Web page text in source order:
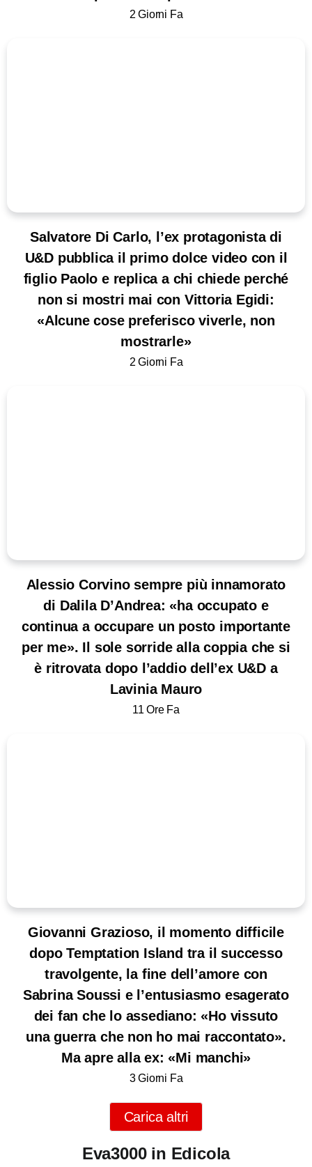
2 Giorni Fa
Salvatore Di Carlo, l’ex protagonista di
U&D pubblica il primo dolce video con il
figlio Paolo e replica a chi chiede perché
non si mostri mai con Vittoria Egidi:
«Alcune cose preferisco viverle, non
mostrarle»
2 Giorni Fa
Alessio Corvino sempre più innamorato
di Dalila D’Andrea: «ha occupato e
continua a occupare un posto importante
per me». Il sole sorride alla coppia che si
è ritrovata dopo l’addio dell’ex U&D a
Lavinia Mauro
11 Ore Fa
Giovanni Grazioso, il momento difficile
dopo Temptation Island tra il successo
travolgente, la fine dell’amore con
Sabrina Soussi e l’entusiasmo esagerato
dei fan che lo assediano: «Ho vissuto
una guerra che non ho mai raccontato».
Ma apre alla ex: «Mi manchi»
3 Giorni Fa
Carica altri
Eva3000 in Edicola